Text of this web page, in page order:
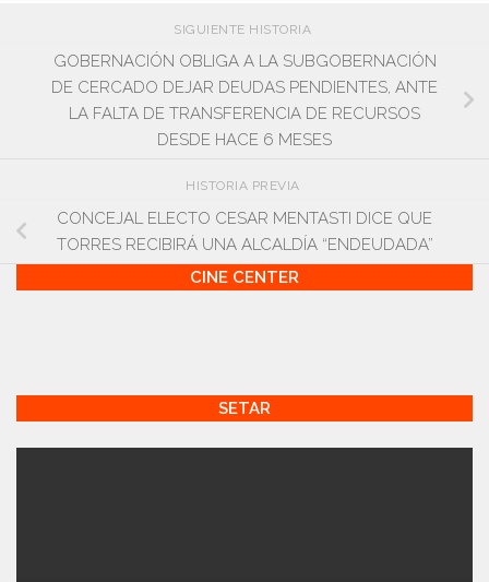
SIGUIENTE HISTORIA
GOBERNACIÓN OBLIGA A LA SUBGOBERNACIÓN
DE CERCADO DEJAR DEUDAS PENDIENTES, ANTE
LA FALTA DE TRANSFERENCIA DE RECURSOS
DESDE HACE 6 MESES
HISTORIA PREVIA
CONCEJAL ELECTO CESAR MENTASTI DICE QUE
TORRES RECIBIRÁ UNA ALCALDÍA “ENDEUDADA”
CINE CENTER
SETAR